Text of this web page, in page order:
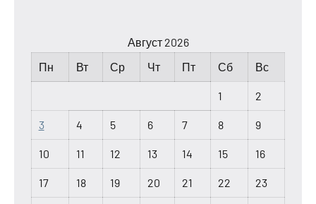
Август 2026
Пн
Вт Ср Чт Пт Сб Вс
1 2
3 4 5 6 7 8 9
10 11 12 13 14 15 16
17 18 19 20 21 22 23